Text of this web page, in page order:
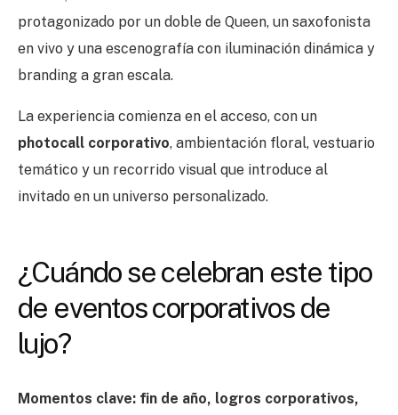
protagonizado por un doble de Queen, un saxofonista
en vivo y una escenografía con iluminación dinámica y
branding a gran escala.
La experiencia comienza en el acceso, con un
photocall corporativo, ambientación floral, vestuario
temático y un recorrido visual que introduce al
invitado en un universo personalizado.
¿Cuándo se celebran este tipo
de eventos corporativos de
lujo?
Momentos clave: fin de año, logros corporativos,